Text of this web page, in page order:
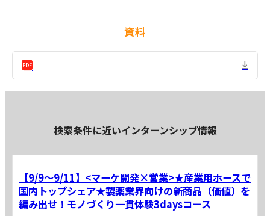
資料
検索条件に近いインターンシップ情報
【9/9～9/11】<マーケ開発×営業>★産業用ホースで
国内トップシェア★製薬業界向けの新商品（価値）を
編み出せ！モノづくり一貫体験3daysコース